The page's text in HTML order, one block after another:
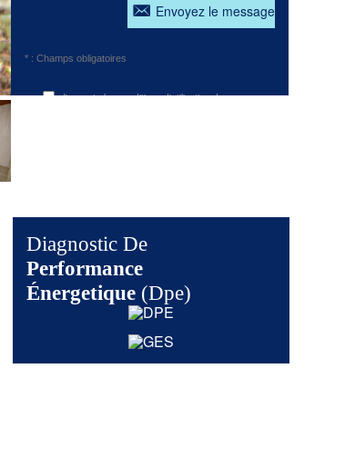
Envoyez le message
* : Champs obligatoires
J'accepte les conditions d'utilisation des
Diagnostic De
Performance
Énergetique(dpe)